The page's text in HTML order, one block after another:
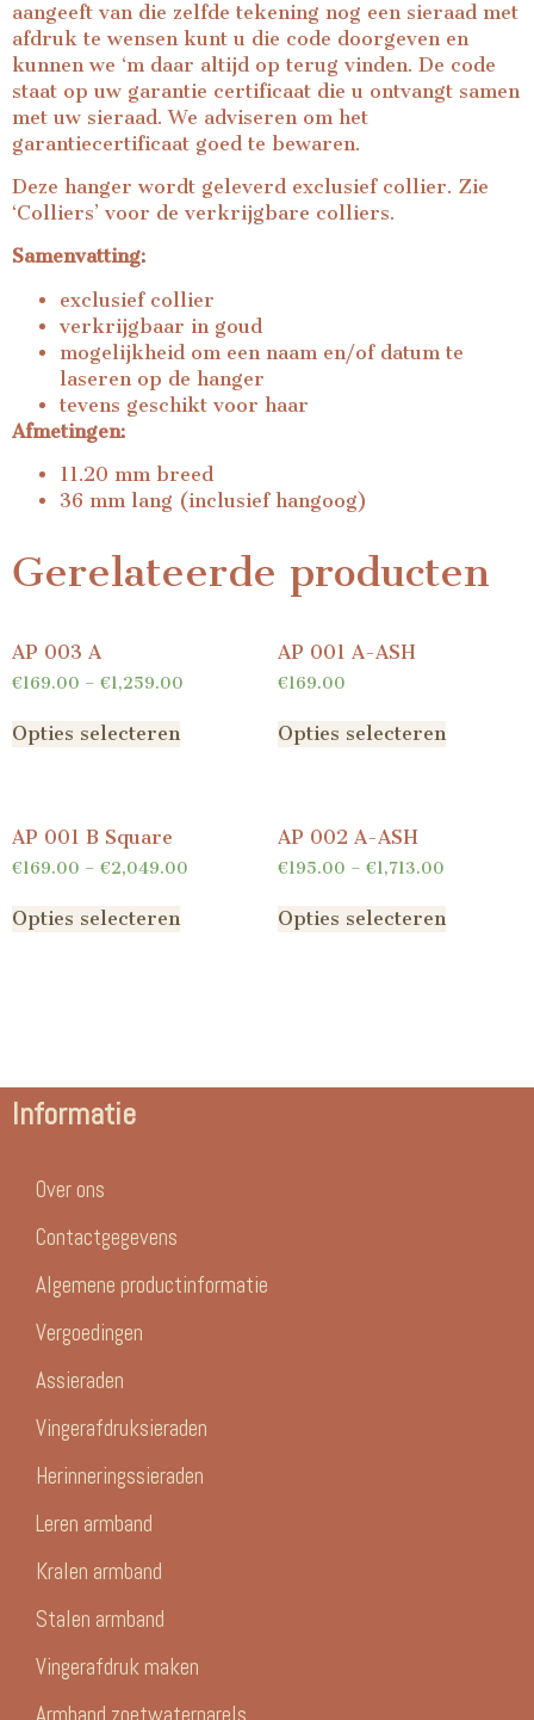
aangeeft van die zelfde tekening nog een sieraad met
afdruk te wensen kunt u die code doorgeven en
kunnen we ‘m daar altijd op terug vinden. De code
staat op uw garantie certificaat die u ontvangt samen
met uw sieraad. We adviseren om het
garantiecertificaat goed te bewaren.
Deze hanger wordt geleverd exclusief collier. Zie
‘Colliers’ voor de verkrijgbare colliers.
Samenvatting:
exclusief collier
verkrijgbaar in goud
mogelijkheid om een naam en/of datum te
laseren op de hanger
tevens geschikt voor haar
Afmetingen:
11.20 mm breed
36 mm lang (inclusief hangoog)
Gerelateerde producten
AP 003 A
€169.00 – €1,259.00
Opties selecteren
AP 001 A-ASH
€169.00
Opties selecteren
AP 001 B Square
€169.00 – €2,049.00
Opties selecteren
AP 002 A-ASH
€195.00 – €1,713.00
Opties selecteren
Informatie
Over ons
Contactgegevens
Algemene productinformatie
Vergoedingen
Assieraden
Vingerafdruksieraden
Herinneringssieraden
Leren armband
Kralen armband
Stalen armband
Vingerafdruk maken